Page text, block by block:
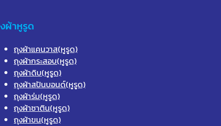
ผ้าหูรูด
ถุงผ้าแคนวาส(หูรูด)
ถุงผ้ากระสอบ(หูรูด)
ถุงผ้าดิบ(หูรูด)
ถุงผ้าสปันบอนด์(หูรูด)
ถุงผ้าร่ม(หูรูด)
ถุงผ้าซาติน(หูรูด)
ถุงผ้าขน(หูรูด)